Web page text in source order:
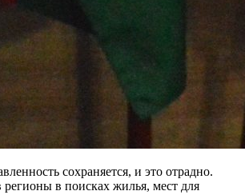
сохраняется, и это отрадно.
в поисках жилья, мест для